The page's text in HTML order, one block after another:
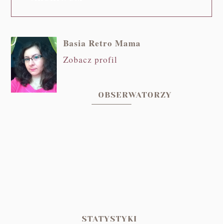
Basia Retro Mama
Zobacz profil
OBSERWATORZY
STATYSTYKI